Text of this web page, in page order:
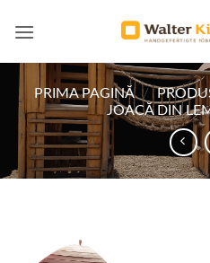
PRIMA PAGINĂ /
JOACĂ DIN